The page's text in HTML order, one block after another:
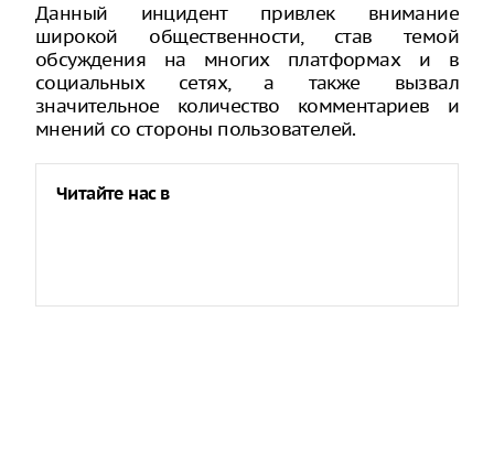
Данный инцидент привлек внимание
широкой общественности, став темой
обсуждения на многих платформах и в
социальных сетях, а также вызвал
значительное количество комментариев и
мнений со стороны пользователей.
Читайте нас в